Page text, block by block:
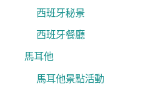
西班牙秘景
西班牙餐廳
馬耳他
馬耳他景點活動